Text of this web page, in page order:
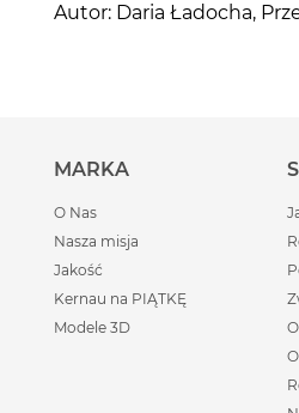
Autor: Daria Ładocha,
MARKA
O Nas
Nasza misja
Jakość
Kernau na PIĄTKĘ
Modele 3D